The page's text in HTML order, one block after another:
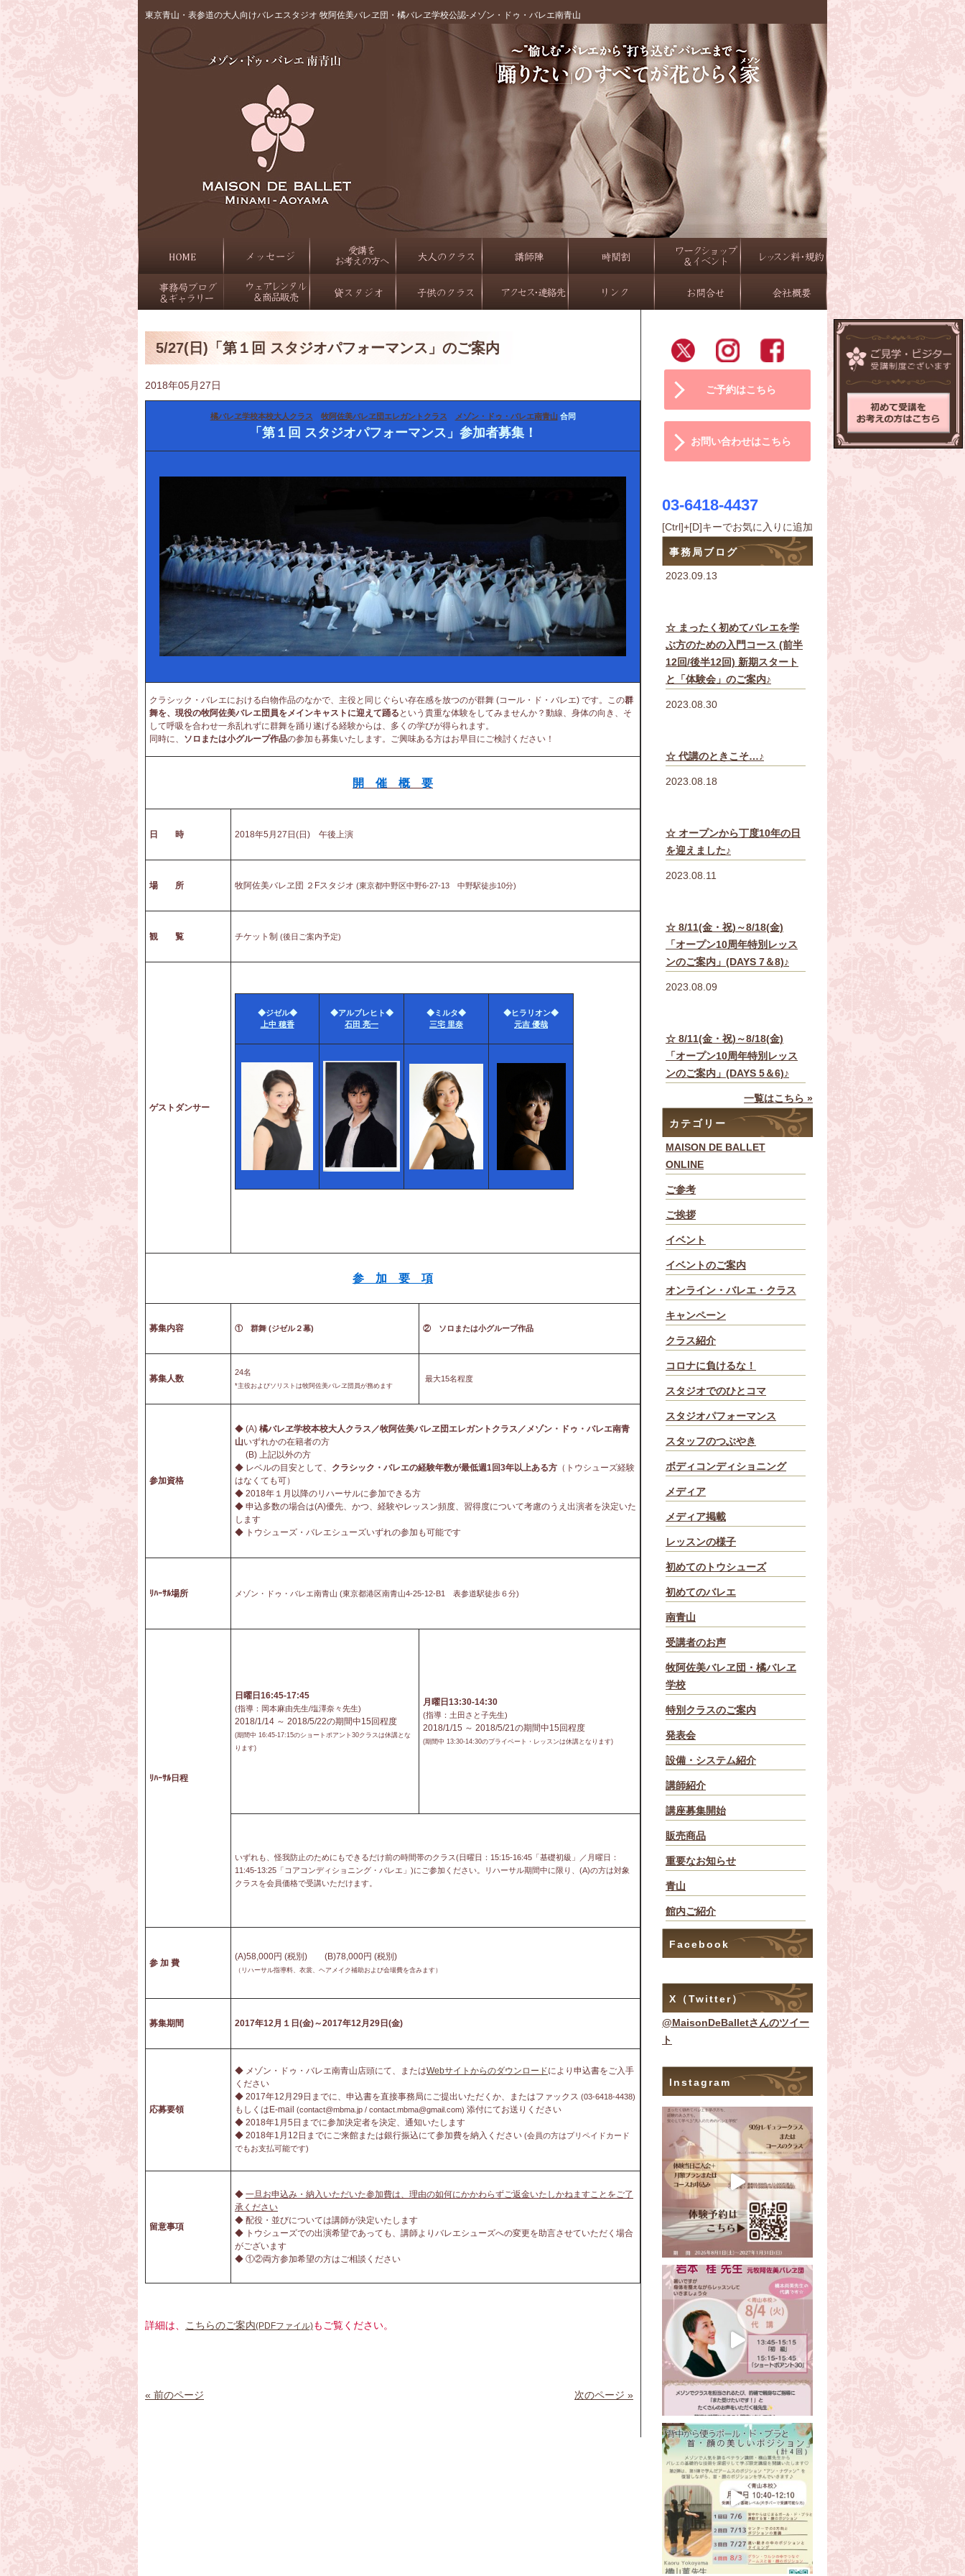
東京青山・表参道の大人向けバレエスタジオ 牧阿佐美バレヱ団・橘バレヱ学校公認‐メゾン・ドゥ・バレエ南青山
5/27(日)「第１回 スタジオパフォーマンス」のご案内
2018年05月27日
橘バレヱ学校本校大人クラス 牧阿佐美バレヱ団エレガントクラス メゾン・ドゥ・バレエ南青山合同
「第１回 スタジオパフォーマンス」参加者募集！
クラシック・バレエにおける白物作品のなかで、主役と同じぐらい存在感を放つのが群舞 (コール・ド・バレエ) です。この群
舞を、現役の牧阿佐美バレエ団員をメインキャストに迎えて踊る という貴重な体験をしてみませんか？動線、身体の向き、そ
して呼吸を合わせ一糸乱れずに群舞を踊り遂げる経験からは、多くの学びが得られます。
同時に、 ソロまたは小グループ作品の参加も募集いたします。ご興味ある方はお早目にご検討ください！
開 催 概 要
日 時 2018年5月27日(日) 午後上演
場 所 牧阿佐美バレヱ団 ２Fスタジオ (東京都中野区中野6-27-13 中野駅徒歩10分)
観 覧 チケット制 (後日ご案内予定)
ゲストダンサー
◆ジゼル◆
上中 穂香
◆アルブレヒト◆
石田 亮一
◆ミルタ◆
三宅 里奈
◆ヒラリオン◆
元吉 優哉
参 加 要 項
募集内容 ① 群舞 (ジゼル２幕) ② ソロ または小グループ作品
募集人数
24名
*主役およびソリストは牧阿佐美バレヱ団員が務めます
最大15名程度
参加資格
◆ (A) 橘バレヱ学校本校大人クラス／牧阿佐美バレヱ団エレガントクラス／メゾン・ドゥ・バレエ南青
山いずれかの在籍者の方
(B) 上記以外の方
◆ レベルの目安として、 クラシック・バレエの経験年数が最低週1回3年以上ある方 （トウシューズ経験
はなくても可）
◆ 2018年１月以降のリハーサルに参加できる方
◆ 申込多数の場合は(A)優先、かつ、経験やレッスン頻度、習得度について考慮のうえ出演者を決定いた
します
◆ トウシューズ・バレエシューズいずれの参加も可能です
ﾘﾊｰｻﾙ場所 メゾン・ドゥ・バレエ南青山 (東京都港区南青山4-25-12-B1 表参道駅徒歩６分)
ﾘﾊｰｻﾙ日程
日曜日16:45-17:45
(指導：岡本麻由先生/塩澤奈々先生)
2018/1/14 ～ 2018/5/22の期間中15回程度
(期間中 16:45-17:15のショートポアント30クラスは休講とな
ります)
月曜日13:30-14:30
(指導：土田さと子先生)
2018/1/15 ～ 2018/5/21の期間中15回程度
(期間中 13:30-14:30のプライベート・レッスンは休講となります)
いずれも、怪我防止のためにもできるだけ前の時間帯のクラス(日曜日：15:15-16:45「基礎初級」／月曜日：
11:45-13:25「コアコンディショニング・バレエ」)にご参加ください。リハーサル期間中に限り、(A)の方は対象
クラスを会員価格で受講いただけます。
参 加 費
(A)58,000円 (税別) (B)78,000円 (税別)
（リハーサル指導料、衣裳、ヘアメイク補助および会場費を含みます）
募集期間 2017年12月１日 (金)～2017年12月29日 (金)
応募要領
◆ メゾン・ドゥ・バレエ南青山店頭にて、またはWebサイトからのダウンロードにより申込書をご入手
ください
◆ 2017年12月29日までに、申込書を直接事務局にご提出いただくか、またはファックス (03-6418-4438)
もしくはE-mail (contact@mbma.jp / contact.mbma@gmail.com) 添付にてお送りください
◆ 2018年1月5日までに参加決定者を決定、通知いたします
◆ 2018年1月12日までにご来館または銀行振込にて参加費を納入ください (会員の方はプリペイドカード
でもお支払可能です)
留意事項
◆ 一旦お申込み・納入いただいた参加費は、理由の如何にかかわらずご返金いたしかねますことをご了
承ください
◆ 配役・並びについては講師が決定いたします
◆ トウシューズでの出演希望であっても、講師よりバレエシューズへの変更を助言させていただく場合
がございます
◆ ①②両方参加希望の方はご相談ください
詳細は、 こちらのご案内(PDFファイル)もご覧ください。
« 前のページ 次のページ »
ご予約はこちら
お問い合わせはこちら
03-6418-4437
[Ctrl]+[D]キーでお気に入りに追加
事務局ブログ
2023.09.13
☆ まったく初めてバレエを学
ぶ方のための入門コース (前半
12回/後半12回) 新期スタート
と「体験会」のご案内♪
2023.08.30
☆ 代講のときこそ…♪
2023.08.18
☆ オープンから丁度10年の日
を迎えました♪
2023.08.11
☆ 8/11(金・祝)～8/18(金)
「オープン10周年特別レッス
ンのご案内」(DAYS 7＆8)♪
2023.08.09
☆ 8/11(金・祝)～8/18(金)
「オープン10周年特別レッス
ンのご案内」(DAYS 5＆6)♪
一覧はこちら »
カテゴリー
MAISON DE BALLET
ONLINE
ご参考
ご挨拶
イベント
イベントのご案内
オンライン・バレエ・クラス
キャンペーン
クラス紹介
コロナに負けるな！
スタジオでのひとコマ
スタジオパフォーマンス
スタッフのつぶやき
ボディコンディショニング
メディア
メディア掲載
レッスンの様子
初めてのトウシューズ
初めてのバレエ
南青山
受講者のお声
牧阿佐美バレヱ団・橘バレヱ
学校
特別クラスのご案内
発表会
設備・システム紹介
講師紹介
講座募集開始
販売商品
重要なお知らせ
青山
館内ご紹介
Facebook
X（Twitter）
@MaisonDeBalletさんのツイー
ト
Instagram